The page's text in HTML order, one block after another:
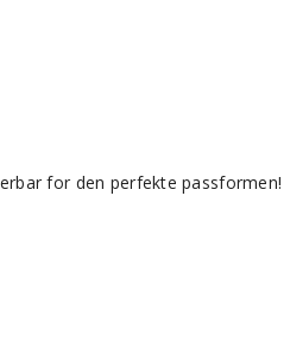
for den perfekte passformen!